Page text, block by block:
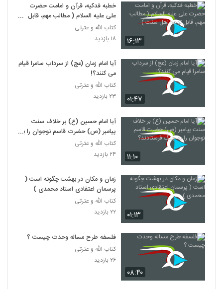
۱۶:۱۳
خطبه فدکیه، قرآن و امامت حضرت
علی علیه السلام ( مطالب مهم، قابل
توجه اهل سنت )
کتاب الله و عترتی
۱۸ بازدید
۰۱:۴۷
آیا امام زمان (عج) از سرداب سامرا قیام
می کنند؟!
کتاب الله و عترتی
۲۳ بازدید
۱۱:۱۰
آیا امام حسین (ع) بر خلاف سنت
پیامبر (ص) حضرت قاسم نوجوان را به
جنگ فرستادند؟
کتاب الله و عترتی
۲۴ بازدید
۰۱:۱۳
زمان و مکان در بهشت چگونه است (
پرسمان اعتقادی استاد محمدی )
کتاب الله و عترتی
۲۲ بازدید
۰۸:۴۰
فلسفه طرح مساله وحدت چیست ؟
کتاب الله و عترتی
۲۶ بازدید